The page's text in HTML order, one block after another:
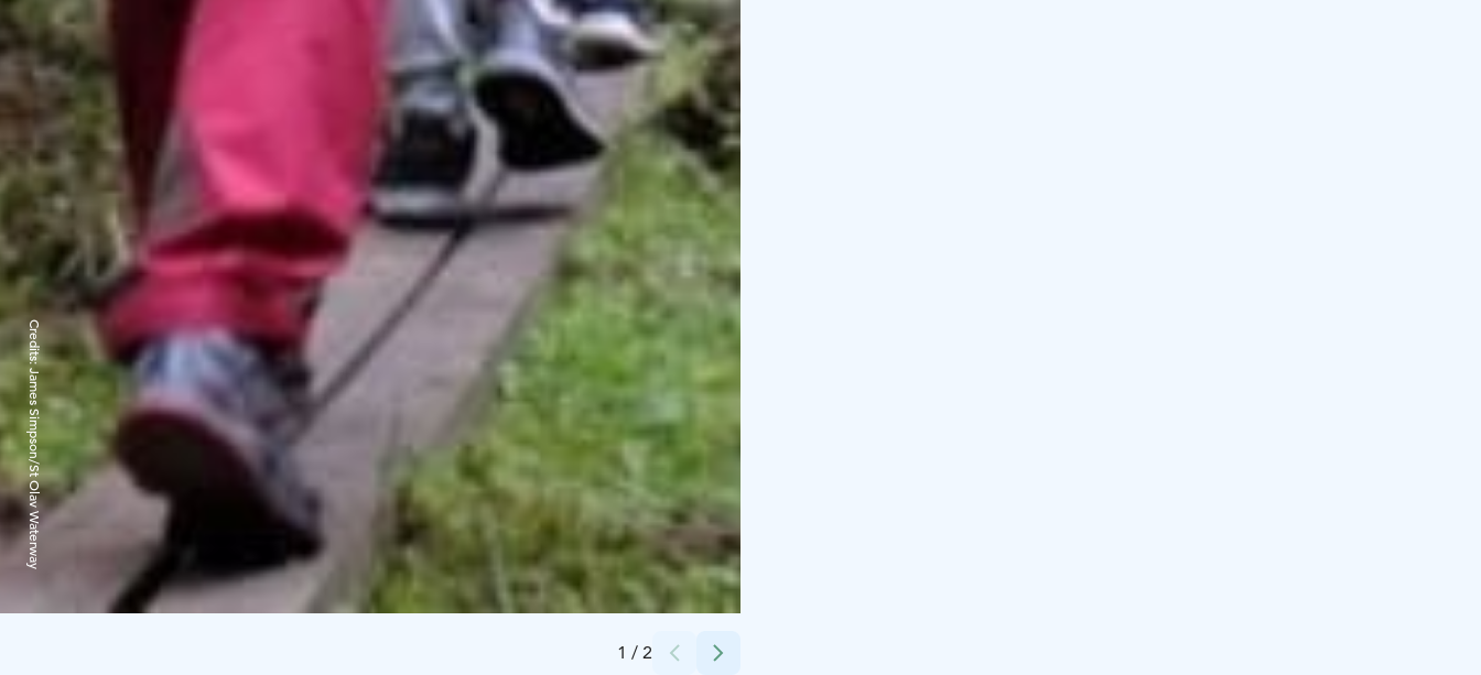
1 / 2
Credits:
James Simpson/St Olav Waterway